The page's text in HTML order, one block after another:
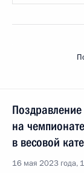
на
в весовой
16 мая 2023 года,